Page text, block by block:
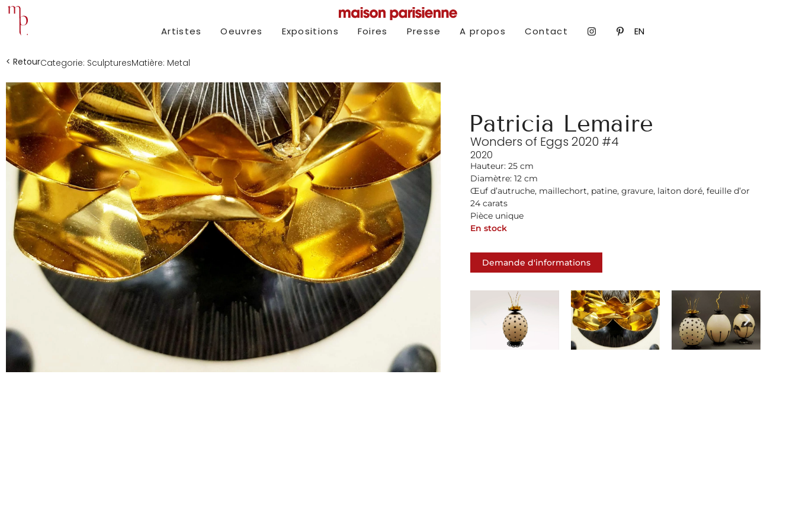
Artistes Oeuvres Expositions Foires Presse A propos Contact EN
< RetourCategorie: SculpturesMatière: Metal
Patricia Lemaire
Wonders of Eggs 2020 #4
2020
Hauteur: 25 cm
Diamètre: 12 cm
Œuf d’autruche, maillechort, patine, gravure, laiton doré, feuille d’or
24 carats
Pièce unique
En stock
Demande d'informations